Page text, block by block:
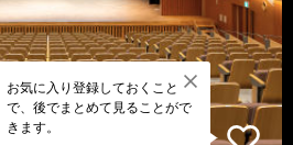
お気に入り登録しておくこと
で、後でまとめて見ることがで
きます。